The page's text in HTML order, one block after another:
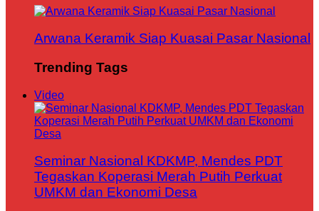
Arwana Keramik Siap Kuasai Pasar Nasional
Trending Tags
Video
Seminar Nasional KDKMP, Mendes PDT
Tegaskan Koperasi Merah Putih Perkuat
UMKM dan Ekonomi Desa